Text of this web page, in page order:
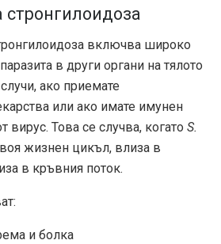
включва широко
в други органи на тялото
ако приемате
или ако имате имунен
вирус. Това се случва, когато S.
жизнен цикъл, влиза в
в кръвния поток.
и болка